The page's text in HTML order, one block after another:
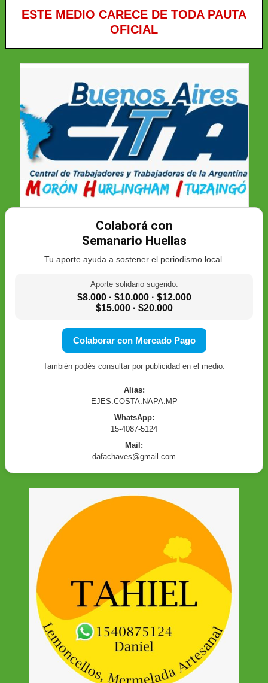
ESTE MEDIO CARECE DE TODA PAUTA
OFICIAL
Colaborá con
Semanario Huellas
Tu aporte ayuda a sostener el periodismo local.
Aporte solidario sugerido:
$8.000 · $10.000 · $12.000
$15.000 · $20.000
Colaborar con Mercado Pago
También podés consultar por publicidad en el medio.
Alias:
EJES.COSTA.NAPA.MP
WhatsApp:
15-4087-5124
Mail:
dafachaves@gmail.com